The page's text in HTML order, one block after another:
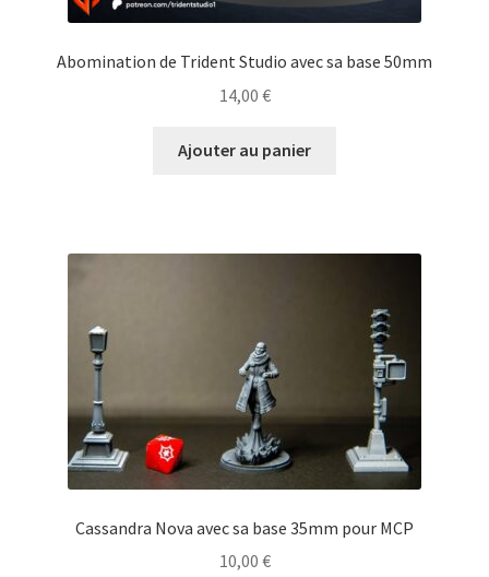
Abomination de Trident Studio avec sa base 50mm
14,00 €
Ajouter au panier
Cassandra Nova avec sa base 35mm pour MCP
10,00 €